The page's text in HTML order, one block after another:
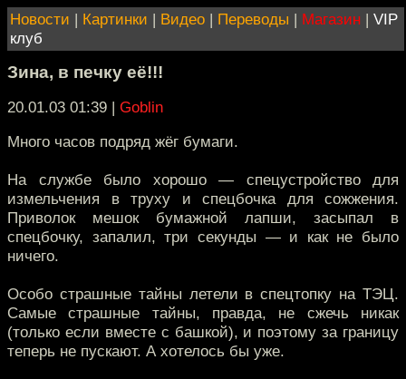
Новости | Картинки | Видео | Переводы | Магазин | VIP
клуб
Зина, в печку её!!!
20.01.03 01:39 | Goblin
Много часов подряд жёг бумаги.
На службе было хорошо — спецустройство для
измельчения в труху и спецбочка для сожжения.
Приволок мешок бумажной лапши, засыпал в
спецбочку, запалил, три секунды — и как не было
ничего.
Особо страшные тайны летели в спецтопку на ТЭЦ.
Самые страшные тайны, правда, не сжечь никак
(только если вместе с башкой), и поэтому за границу
теперь не пускают. А хотелось бы уже.